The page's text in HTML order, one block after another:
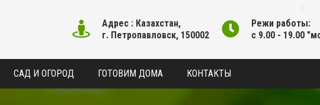
Адрес : Казахстан,
г. Петропавловск, 150002
Режи работы:
с 9.00 - 19.00
САД И ОГОРОД ГОТОВИМ ДОМА КОНТАКТЫ